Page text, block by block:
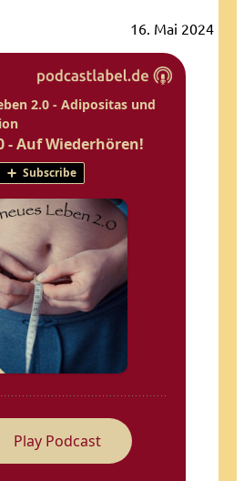
16. Mai 2024